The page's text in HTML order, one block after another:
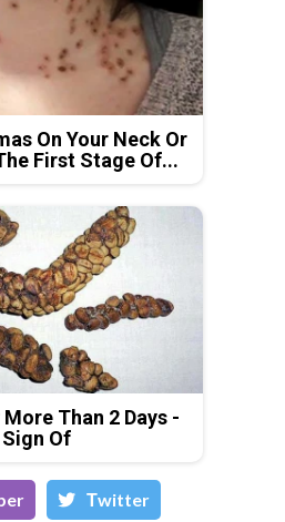
On Your Neck Or
First Stage Of...
Than 2 Days -
Of
Тwitter